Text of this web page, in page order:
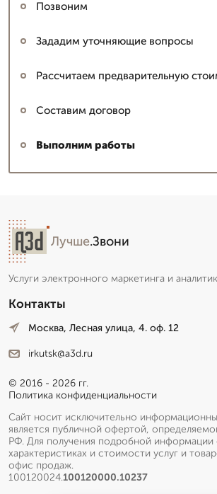
Позвоним
Зададим уточняющие вопросы
Рассчитаем предварительную
Составим договор
Выполним работы
Лучше.Звони
Услуги электронного маркетинга и
Контакты
Москва, Лесная улица, 4. оф. 12
irkutsk@a3d.ru
© 2016 - 2026 гг.
Политика конфиденциальности
Сайт носит исключительно
является публичной офертой,
РФ. Для получения подробной информации
характеристиках и стоимости услуг и
офис продаж.
100120024.100120000.10237